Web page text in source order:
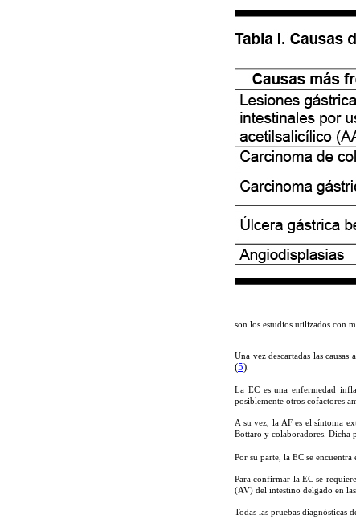
son los estudios utilizados con
Una vez descartadas las
(5)
La EC es una enfermedad
posiblemente otros cofactores
A su vez, la AF es el síntoma
Bottaro y colaboradores. Dicha
Por su parte, la EC se
Para confirmar la EC se
(AV) del intestino delgado en
Todas las pruebas diagnósticas